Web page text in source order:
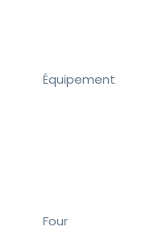
Équipement
Four